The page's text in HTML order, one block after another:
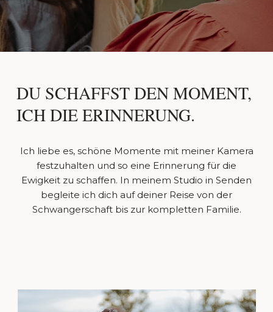
DU SCHAFFST DEN MOMENT,
ICH DIE ERINNERUNG.
Ich liebe es, schöne Momente mit meiner Kamera
festzuhalten und so eine Erinnerung für die
Ewigkeit zu schaffen. In meinem Studio in Senden
begleite ich dich auf deiner Reise von der
Schwangerschaft bis zur kompletten Familie.